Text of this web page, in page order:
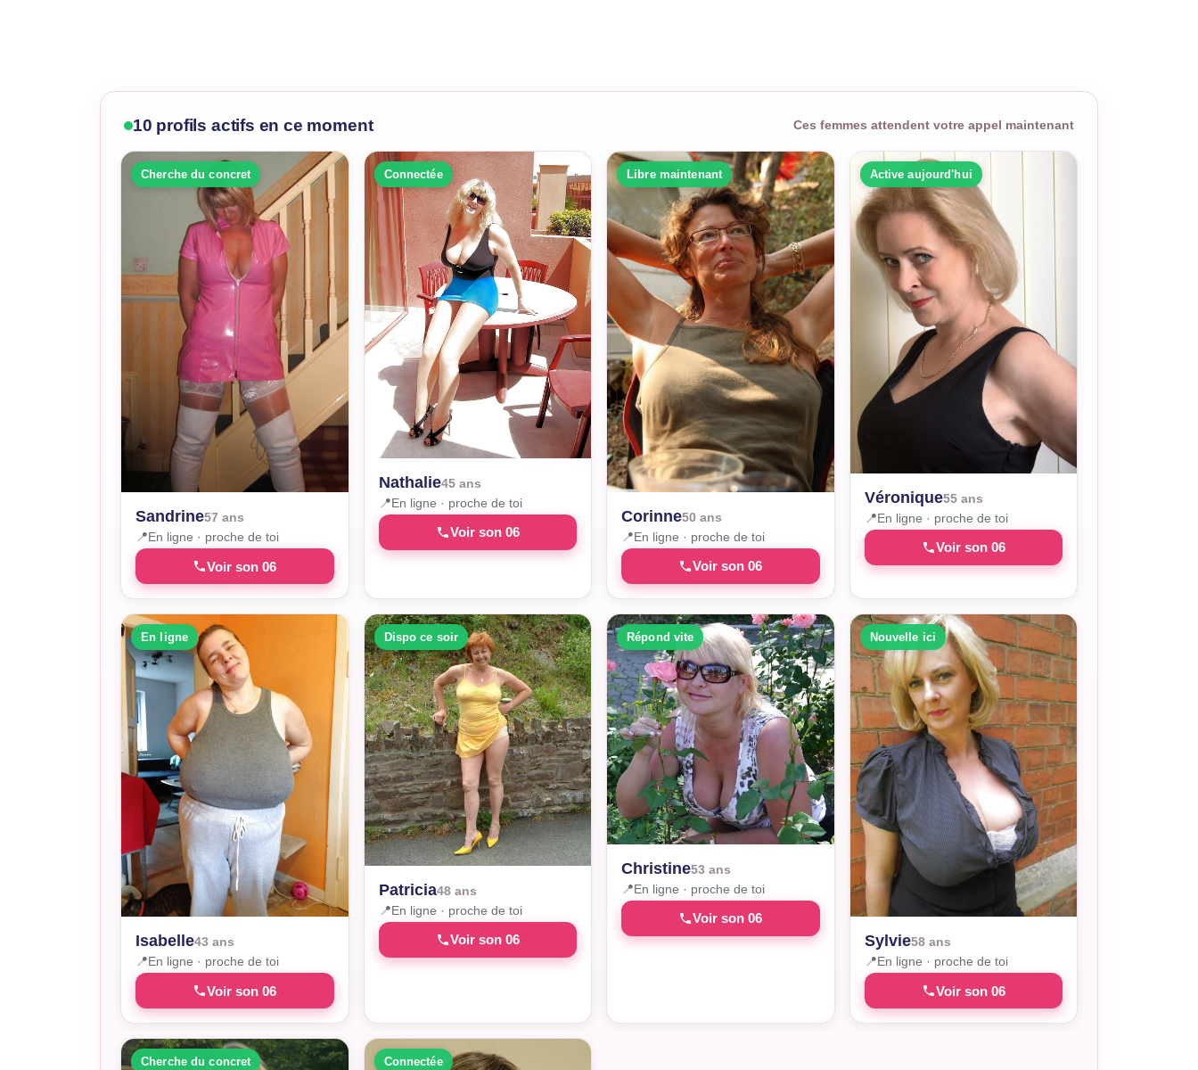
10 profils actifs en ce moment Ces femmes attendent votre appel maintenant
Cherche du concret
Sandrine57 ans
📍En ligne · proche de toi
Voir son 06
Connectée
Nathalie45 ans
📍En ligne · proche de toi
Voir son 06
Libre maintenant
Corinne50 ans
📍En ligne · proche de toi
Voir son 06
Active aujourd'hui
Véronique55 ans
📍En ligne · proche de toi
Voir son 06
En ligne
Isabelle43 ans
📍En ligne · proche de toi
Voir son 06
Dispo ce soir
Patricia48 ans
📍En ligne · proche de toi
Voir son 06
Répond vite
Christine53 ans
📍En ligne · proche de toi
Voir son 06
Nouvelle ici
Sylvie58 ans
📍En ligne · proche de toi
Voir son 06
Cherche du concret Connectée